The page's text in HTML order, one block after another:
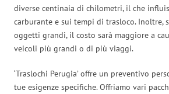
diverse centinaia di chilometri, il che
carburante e sui tempi di trasloco. Inoltre,
oggetti grandi, il costo sarà maggiore a
veicoli più grandi o di più viaggi.
‘Traslochi Perugia’ offre un preventivo
tue esigenze specifiche. Offriamo vari